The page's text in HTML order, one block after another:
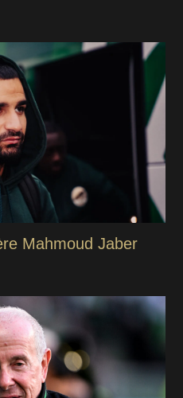
Mahmoud Jaber